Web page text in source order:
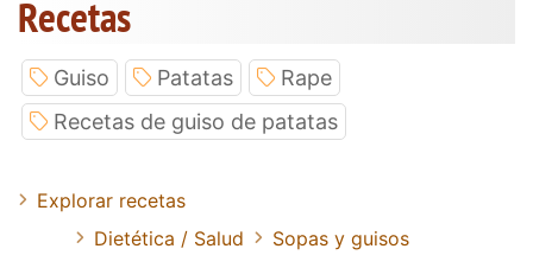
Recetas
Guiso Patatas
Rape
Recetas de guiso de patatas
Explorar recetas
Dietética / Salud
Sopas y guisos